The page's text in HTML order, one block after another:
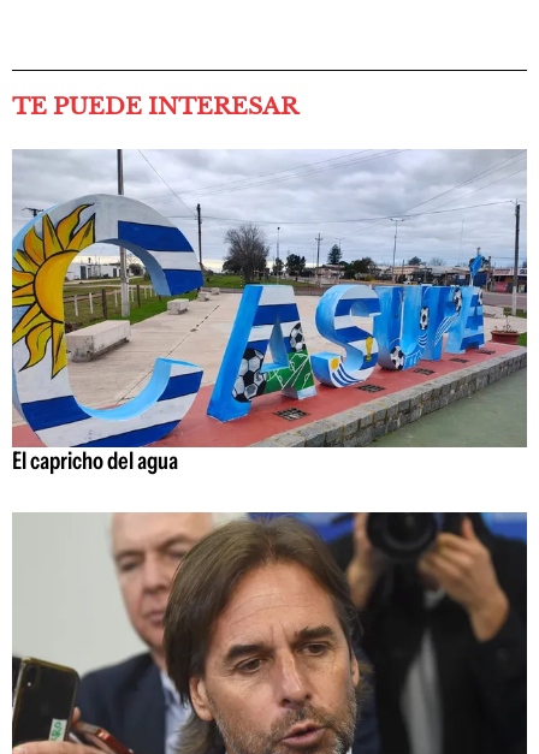
TE PUEDE INTERESAR
El capricho del agua